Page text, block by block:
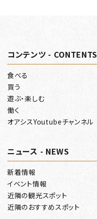
コンテンツ - CONTENTS
食べる
買う
遊ぶ・楽しむ
働く
オアシスYoutubeチャンネル
ニュース - NEWS
新着情報
イベント情報
近隣の観光スポット
近隣のおすすめスポット